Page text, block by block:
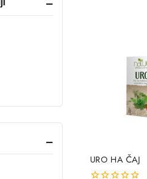
URO HA ČAJ